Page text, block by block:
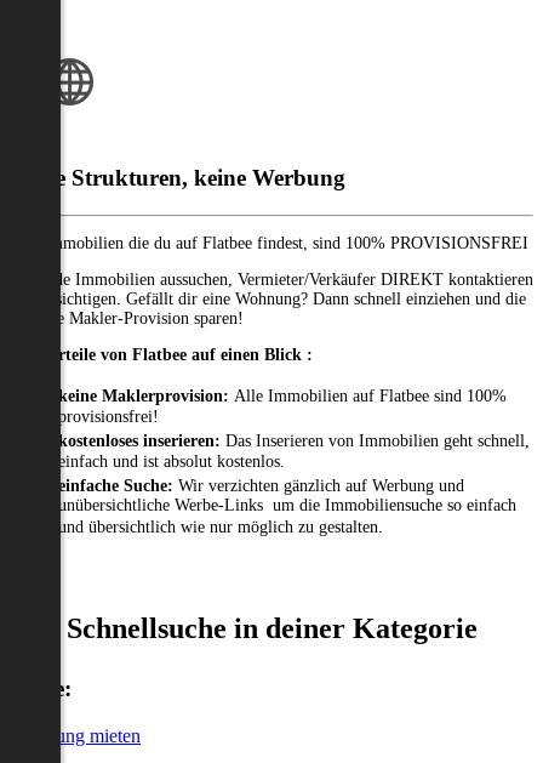
Klare Strukturen, keine Werbung
Alle Immobilien die du auf Flatbee findest, sind 100% PROVISIONSFREI
Passende Immobilien aussuchen, Vermieter/Verkäufer DIREKT kontaktieren
und besichtigen. Gefällt dir eine Wohnung? Dann schnell einziehen und die
gesamte Makler-Provision sparen!
Die Vorteile von Flatbee auf einen Blick :
keine Maklerprovision: Alle Immobilien auf Flatbee sind 100%
provisionsfrei!
kostenloses inserieren: Das Inserieren von Immobilien geht schnell,
einfach und ist absolut kostenlos.
einfache Suche: Wir verzichten gänzlich auf Werbung und
unübersichtliche Werbe-Links um die Immobiliensuche so einfach
und übersichtlich wie nur möglich zu gestalten.
Schnellsuche in deiner Kategorie
Miete:
Wohnung mieten